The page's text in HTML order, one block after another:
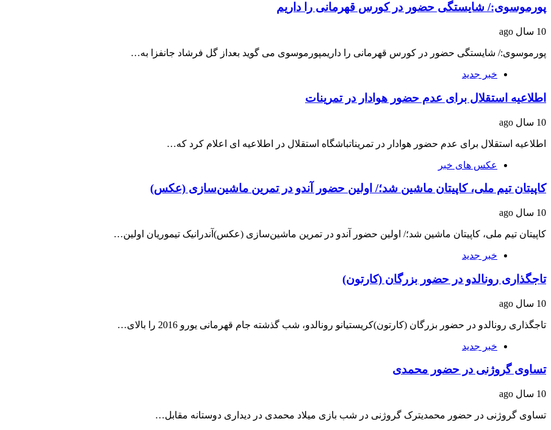
پورموسوی:/ شایستگی حضور در کورس‌ قهرمانی را داریم
10 سال ago
پورموسوی:/ شایستگی حضور در کورس‌ قهرمانی را داریمپورموسوی می گوید بعداز گل فرشاد جانفزا به…
خبر جدید
اطلاعیه استقلال برای عدم حضور هوادار در تمرینات
10 سال ago
اطلاعیه استقلال برای عدم حضور هوادار در تمریناتباشگاه استقلال در اطلاعیه ای اعلام کرد که…
عکس های خبر
کاپیتان تیم ملی، کاپیتان ماشین شد؛/ اولین حضور آندو در تمرین ماشین‌سازی (عکس)
10 سال ago
کاپیتان تیم ملی، کاپیتان ماشین شد؛/ اولین حضور آندو در تمرین ماشین‌سازی (عکس)آندرانیک تیموریان اولین…
خبر جدید
تاجگذاری رونالدو در حضور بزرگان (کارتون)
10 سال ago
تاجگذاری رونالدو در حضور بزرگان (کارتون)کریستیانو رونالدو، شب گذشته جام قهرمانی یورو 2016 را بالای…
خبر جدید
تساوی گروژنی در حضور محمدی
10 سال ago
تساوی گروژنی در حضور محمدیترک گروژنی در شب بازی میلاد محمدی در دیداری دوستانه مقابل…